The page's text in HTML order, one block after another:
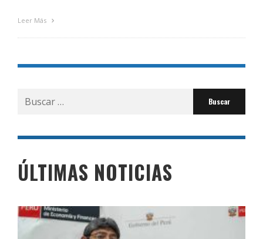
Leer Más
Buscar
por:
ÚLTIMAS NOTICIAS